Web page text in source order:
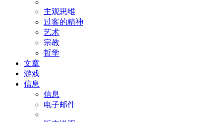
主观思维
过客的精神
艺术
宗教
哲学
文章
游戏
信息
信息
电子邮件